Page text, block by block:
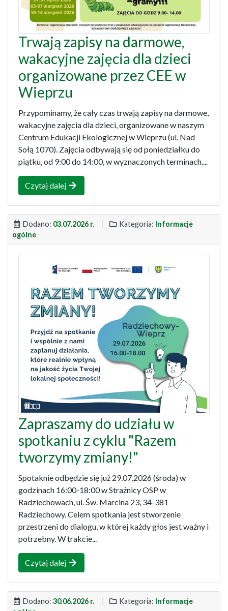
Trwają zapisy na darmowe,
wakacyjne zajęcia dla dzieci
organizowane przez CEE w
Wieprzu
Przypominamy, że cały czas trwają zapisy na darmowe,
wakacyjne zajęcia dla dzieci, organizowane w naszym
Centrum Edukacji Ekologicznej w Wieprzu (ul. Nad
Sołą 1070). Zajęcia odbywają się od poniedziałku do
piątku, od 9:00 do 14:00, w wyznaczonych terminach....
Czytaj dalej
Dodano: 03.07.2026 r. Kategoria: Informacje
ogólne
Zapraszamy do udziału w
spotkaniu z cyklu "Razem
tworzymy zmiany!"
Spotaknie odbędzie się już 29.07.2026 (środa) w
godzinach 16:00-18:00 w Strażnicy OSP w
Radziechowach, ul. Św. Marcina 23, 34-381
Radziechowy. Celem spotkania jest stworzenie
przestrzeni do dialogu, w której każdy głos jest ważny i
potrzebny. W trakcie...
Czytaj dalej
Dodano: 30.06.2026 r. Kategoria: Informacje